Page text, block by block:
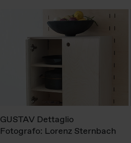
GUSTAV Dettaglio
Fotografo: Lorenz Sternbach